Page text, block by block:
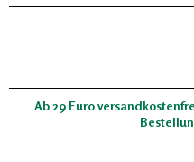
Ab 29 Euro